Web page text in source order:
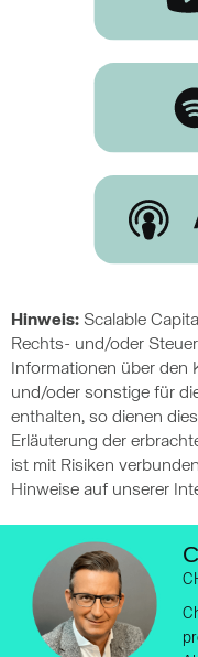
Hinweis: Scalable
Rechts- und/oder
Informationen über den
und/oder sonstige für
enthalten, so dienen
Erläuterung der
ist mit Risiken
Hinweise auf unserer